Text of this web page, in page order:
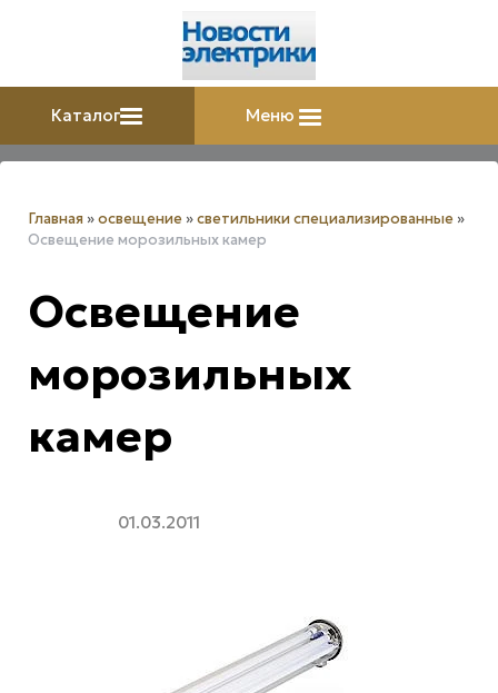
Каталог Меню
Главная »освещение »светильники специализированные »
Освещение морозильных камер
Освещение
морозильных
камер
01.03.2011